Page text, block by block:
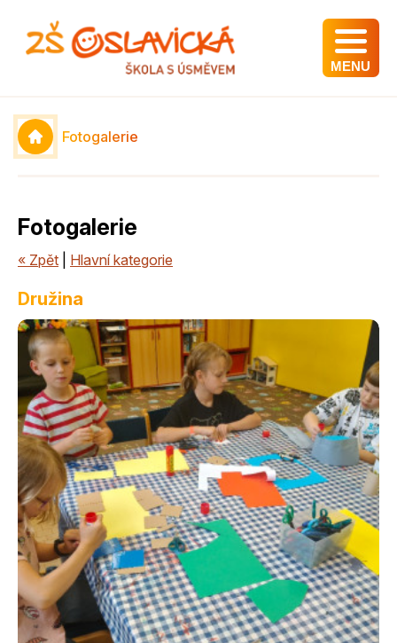
MENU
Fotogalerie
Fotogalerie
« Zpět Hlavní kategorie
Družina